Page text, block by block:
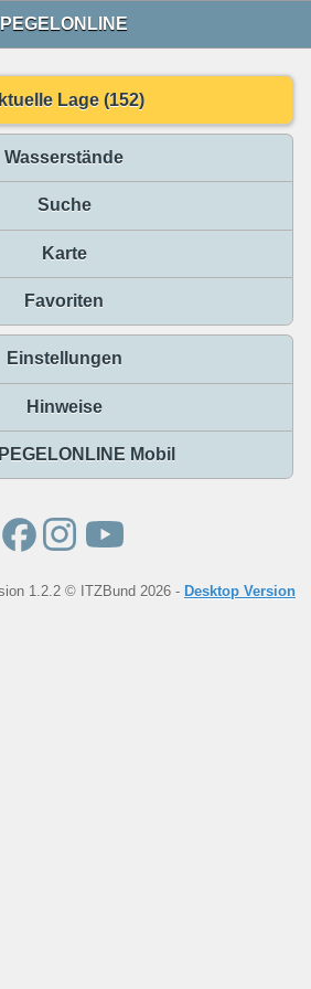
PEGELONLINE
Lage (152)
Wasserstände
Suche
Karte
Favoriten
Einstellungen
Hinweise
Mobil
1.2.2 © ITZBund 2026 - Desktop Version